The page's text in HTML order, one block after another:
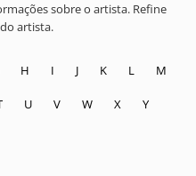
sobre o artista. Refine
artista.
H I J K L M
U V W X Y